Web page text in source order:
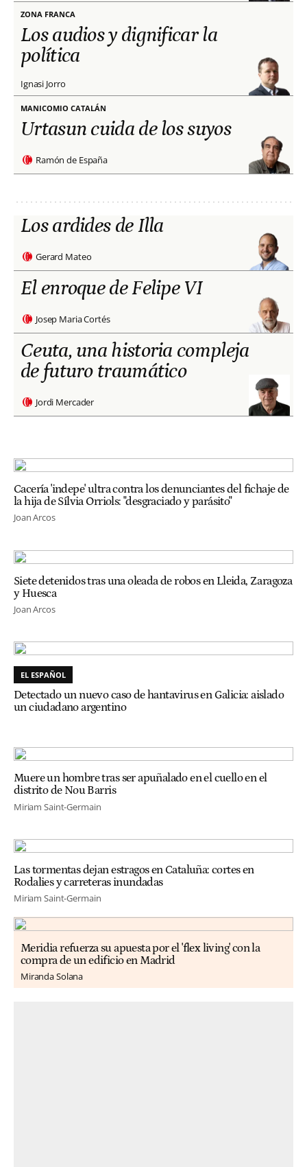
ZONA FRANCA
Los audios y dignificar la
política
Ignasi Jorro
MANICOMIO CATALÁN
Urtasun cuida de los suyos
Ramón de España
Los ardides de Illa
Gerard Mateo
El enroque de Felipe VI
Josep Maria Cortés
Ceuta, una historia compleja
de futuro traumático
Jordi Mercader
Cacería 'indepe' ultra contra los denunciantes del fichaje de
la hija de Sílvia Orriols: "desgraciado y parásito"
Joan Arcos
Siete detenidos tras una oleada de robos en Lleida, Zaragoza
y Huesca
Joan Arcos
EL ESPAÑOL
Detectado un nuevo caso de hantavirus en Galicia: aislado
un ciudadano argentino
Muere un hombre tras ser apuñalado en el cuello en el
distrito de Nou Barris
Miriam Saint-Germain
Las tormentas dejan estragos en Cataluña: cortes en
Rodalies y carreteras inundadas
Miriam Saint-Germain
Meridia refuerza su apuesta por el 'flex living' con la
compra de un edificio en Madrid
Miranda Solana